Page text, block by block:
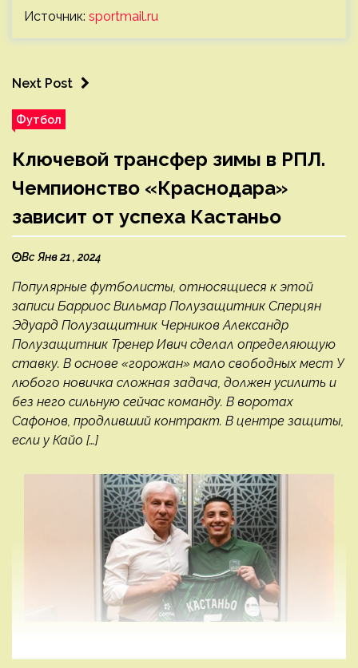
Источник: sportmail.ru
Next Post
Футбол
Ключевой трансфер зимы в РПЛ.
Чемпионство «Краснодара»
зависит от успеха Кастаньо
Вс Янв 21 , 2024
Популярные футболисты, относящиеся к этой
записи Барриос Вильмар Полузащитник Сперцян
Эдуард Полузащитник Черников Александр
Полузащитник Тренер Ивич сделал определяющую
ставку. В основе «горожан» мало свободных мест У
любого новичка сложная задача, должен усилить и
без него сильную сейчас команду. В воротах
Сафонов, продливший контракт. В центре защиты,
если у Кайо […]